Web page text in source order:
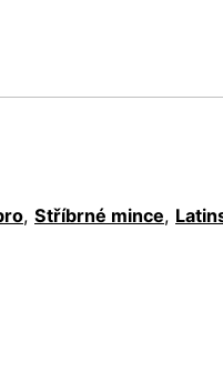
, Stříbrné mince,